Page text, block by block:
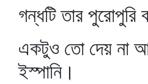
গন্ধটি তার পুরোপুরি
একটুও তো দেয় না
ইস্পানি।